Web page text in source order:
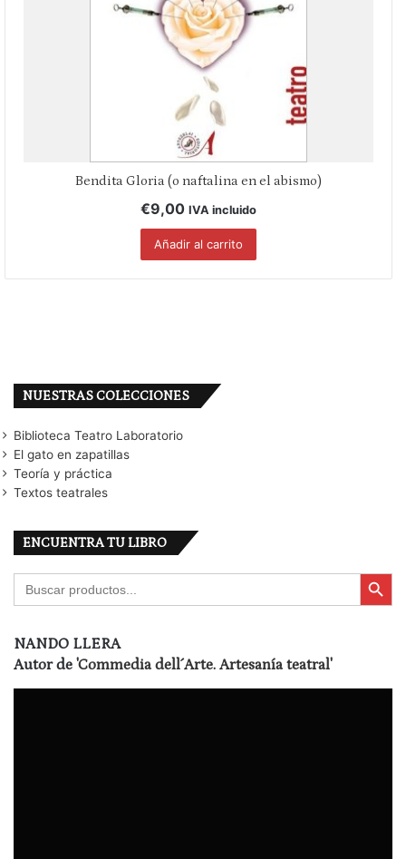
Bendita Gloria (o naftalina en el abismo)
€9,00 IVA incluido
Añadir al carrito
NUESTRAS COLECCIONES
Biblioteca Teatro Laboratorio
El gato en zapatillas
Teoría y práctica
Textos teatrales
ENCUENTRA TU LIBRO
Buscar: Botón de
NANDO LLERA
Autor de 'Commedia dell´Arte. Artesanía teatral'